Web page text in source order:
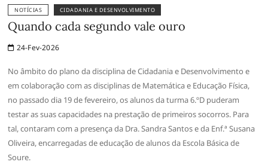
NOTÍCIAS CIDADANIA E DESENVOLVIMENTO
Quando cada segundo vale ouro
24-Fev-2026
No âmbito do plano da disciplina de Cidadania e Desenvolvimento e
em colaboração com as disciplinas de Matemática e Educação Física,
no passado dia 19 de fevereiro, os alunos da turma 6.ºD puderam
testar as suas capacidades na prestação de primeiros socorros. Para
tal, contaram com a presença da Dra. Sandra Santos e da Enf.ª Susana
Oliveira, encarregadas de educação de alunos da Escola Básica de
Soure.